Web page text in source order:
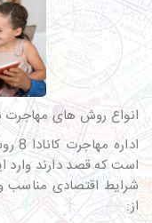
انواع روش های مهاجرت
است که قصد دارند وارد
شرایط اقتصادی مناسب
از: